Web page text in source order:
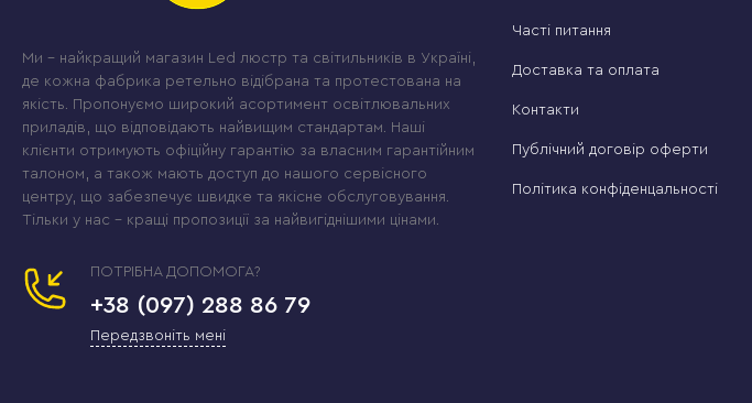
Ми – найкращий магазин Led люстр та світильників в Україні,
де кожна фабрика ретельно відібрана та протестована на
якість. Пропонуємо широкий асортимент освітлювальних
приладів, що відповідають найвищим стандартам. Наші
клієнти отримують офіційну гарантію за власним гарантійним
талоном, а також мають доступ до нашого сервісного
центру, що забезпечує швидке та якісне обслуговування.
Тільки у нас – кращі пропозиції за найвигіднішими цінами.
ПОТРІБНА ДОПОМОГА?
+38 (097) 288 86 79
Передзвоніть мені
Часті питання
Доставка та оплата
Контакти
Публічний договір оферти
Політика конфіденцальності